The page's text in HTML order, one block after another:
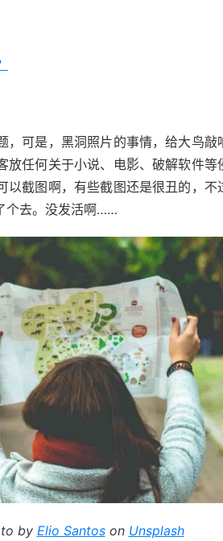
，可是，黑洞照片的事情，给大鸟
放任何关于小说、电影、破解软件
以截图啊，有些截图还是很丑的，
个去。没发活啊……
by Elio Santoson Unsplash